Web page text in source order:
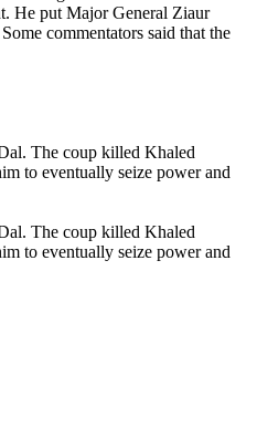
He put Major General Ziaur
commentators said that the
The coup killed Khaled
to eventually seize power and
The coup killed Khaled
to eventually seize power and